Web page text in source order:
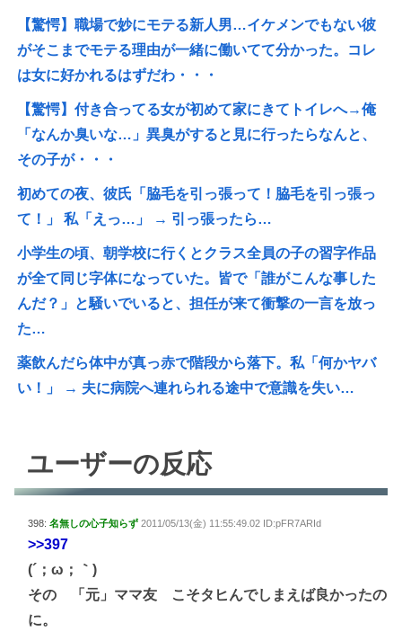
【驚愕】職場で妙にモテる新人男…イケメンでもない彼
がそこまでモテる理由が一緒に働いてて分かった。コレ
は女に好かれるはずだわ・・・
【驚愕】付き合ってる女が初めて家にきてトイレへ→俺
「なんか臭いな…」異臭がすると見に行ったらなんと、
その子が・・・
初めての夜、彼氏「脇毛を引っ張って！脇毛を引っ張っ
て！」 私「えっ…」 → 引っ張ったら…
小学生の頃、朝学校に行くとクラス全員の子の習字作品
が全て同じ字体になっていた。皆で「誰がこんな事した
んだ？」と騒いでいると、担任が来て衝撃の一言を放っ
た…
薬飲んだら体中が真っ赤で階段から落下。私「何かヤバ
い！」 → 夫に病院へ連れられる途中で意識を失い…
ユーザーの反応
398: 名無しの心子知らず 2011/05/13(金) 11:55:49.02 ID:pFR7ARId
>>397
(´；ω；｀)
その 「元」ママ友 こそタヒんでしまえば良かったの
に。